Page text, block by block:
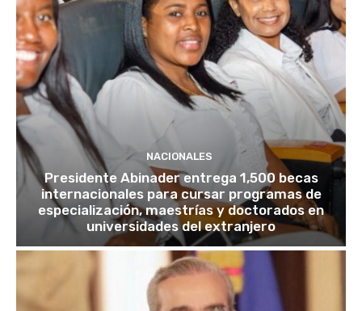
NACIONALES
Presidente Abinader entrega 1,500 becas
internacionales para cursar programas de
especialización, maestrías y doctorados en
universidades del extranjero